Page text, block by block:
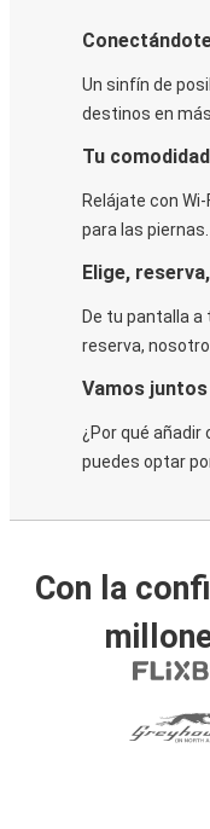
Un sinfín de
destinos en
Tu
Relájate con
para las
Elige,
De tu pantalla
reserva,
Vamos juntos
¿Por qué
puedes optar
Con la